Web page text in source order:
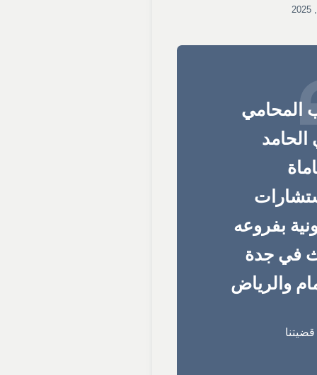
المحامي
بفروعه
في جدة
والرياض